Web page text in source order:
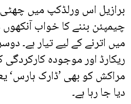
برازیل اس ورلڈکپ میں چھٹی
چیمپئن بننے کا خواب
میں اترنے کے لیے تیار ہے۔
ریکارڈ اور موجودہ
مراکش کو بھی ’ڈارک ہارس‘
دیا جا رہا ہے۔